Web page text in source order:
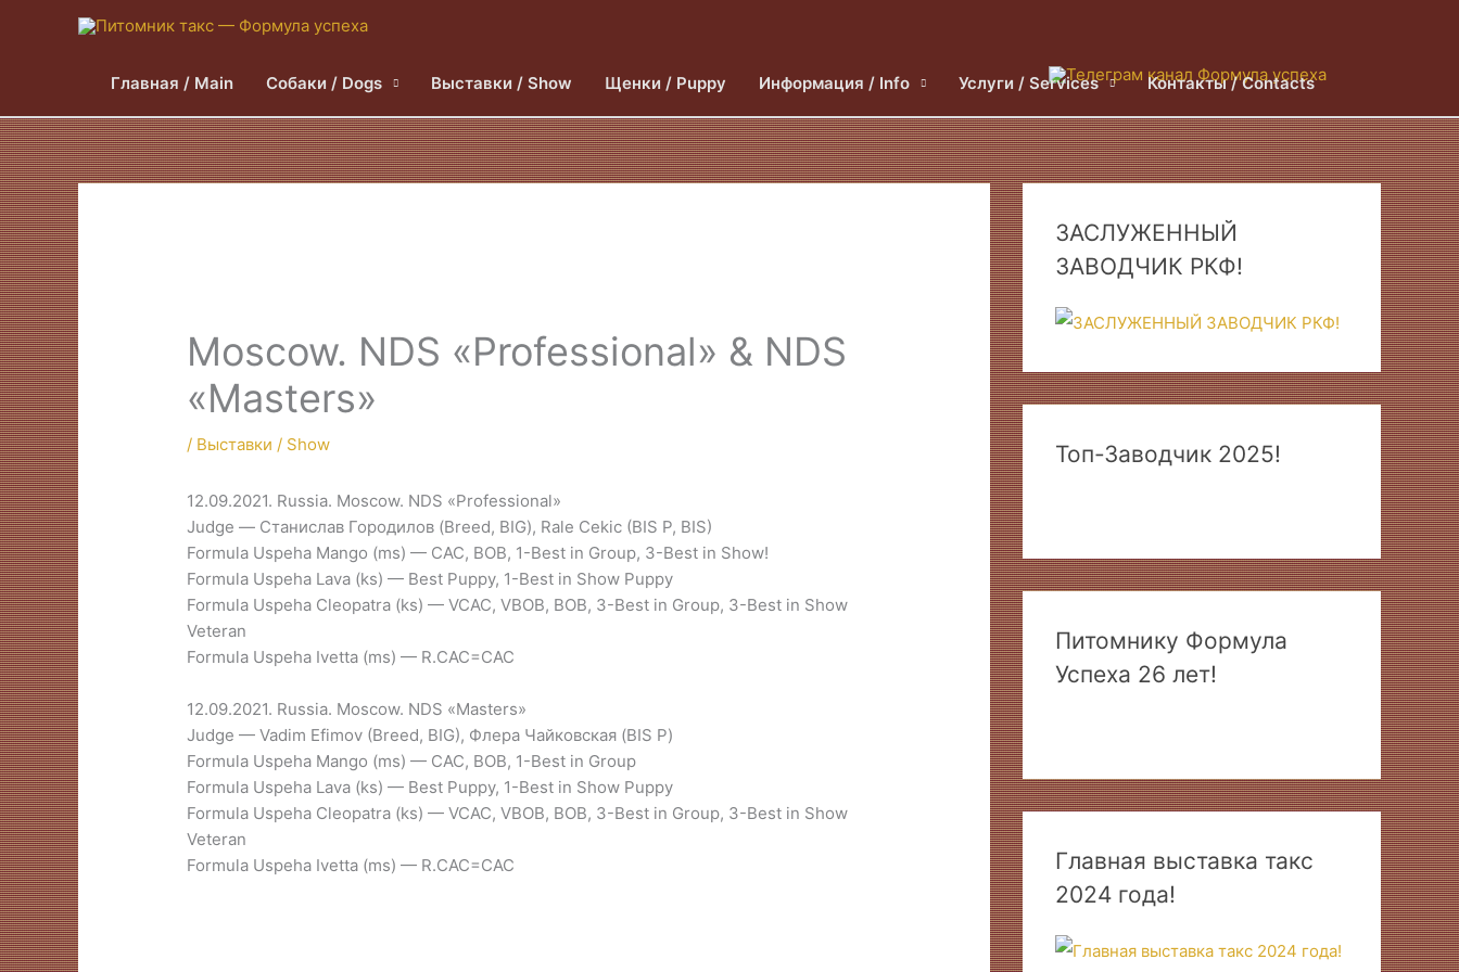
Главная / Main Собаки / Dogs Выставки / Show Щенки / Puppy Информация / Info Услуги / Services Контакты / Contacts
Moscow. NDS «Professional» & NDS
«Masters»
/ Выставки / Show
12.09.2021. Russia. Moscow. NDS «Professional»
Judge — Станислав Городилов (Breed, BIG), Rale Cekic (BIS P, BIS)
Formula Uspeha Mango (ms) — CAC, BOB, 1-Best in Group, 3-Best in Show!
Formula Uspeha Lava (ks) — Best Puppy, 1-Best in Show Puppy
Formula Uspeha Cleopatra (ks) — VCAC, VBOB, BOB, 3-Best in Group, 3-Best in Show
Veteran
Formula Uspeha Ivetta (ms) — R.CAC=CAC
12.09.2021. Russia. Moscow. NDS «Masters»
Judge — Vadim Efimov (Breed, BIG), Флера Чайковская (BIS P)
Formula Uspeha Mango (ms) — CAC, BOB, 1-Best in Group
Formula Uspeha Lava (ks) — Best Puppy, 1-Best in Show Puppy
Formula Uspeha Cleopatra (ks) — VCAC, VBOB, BOB, 3-Best in Group, 3-Best in Show
Veteran
Formula Uspeha Ivetta (ms) — R.CAC=CAC
ЗАСЛУЖЕННЫЙ
ЗАВОДЧИК РКФ!
Топ-Заводчик 2025!
Питомнику Формула
Успеха 26 лет!
Главная выставка такс
2024 года!